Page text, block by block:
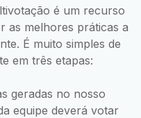
é um recurso
as melhores práticas a
É muito simples de
em três etapas:
geradas no nosso
equipe deverá votar